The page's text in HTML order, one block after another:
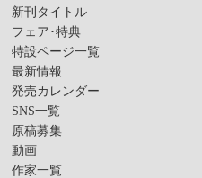
新刊タイトル
フェア･特典
特設ページ一覧
最新情報
発売カレンダー
SNS一覧
原稿募集
動画
作家一覧